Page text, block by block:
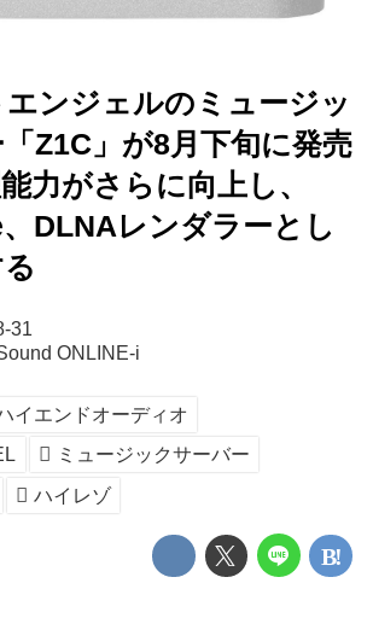
ンジェルのミュージッ
Z1C」が8月下旬に発売
力がさらに向上し、
DLNAレンダラーとし
31
ONLINE-i
イエンドオーディオ
ミュージックサーバー
ハイレゾ